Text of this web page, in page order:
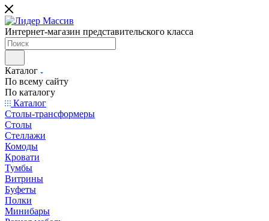
Интернет-магазин представительского класса
Каталог
По всему сайту
По каталогу
Каталог
Столы-трансформеры
Столы
Стеллажи
Комоды
Кровати
Тумбы
Витрины
Буфеты
Полки
Минибары